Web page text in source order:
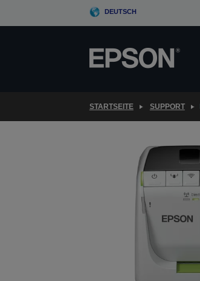
DEUTSCH
STARTSEITE SUPPORT